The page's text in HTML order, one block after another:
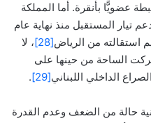
عضويًّا بأنقرة. أما المملكة
تيار المستقبل منذ نهاية عام
[28]
، لا
الساحة من حينها على
الداخلي اللبناني[29]
.
حالة من الضعف وعدم القدرة